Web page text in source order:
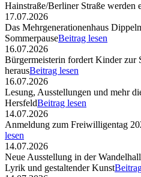
Hainstraße/Berliner Straße werden
17.07.2026
Das Mehrgenerationenhaus
SommerpauseBeitrag lesen
16.07.2026
Bürgermeisterin fordert Kinder zur
herausBeitrag lesen
16.07.2026
Lesung, Ausstellungen und mehr
HersfeldBeitrag lesen
14.07.2026
Anmeldung zum Freiwilligentag
lesen
14.07.2026
Neue Ausstellung in der
Lyrik und gestaltender Kunst